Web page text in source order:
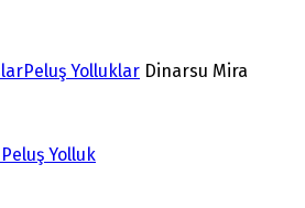
Peluş Yolluklar Dinarsu Mira
Yolluk